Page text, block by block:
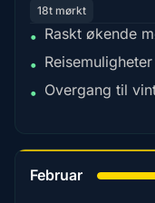
18t mørkt
• Raskt økende
•
• Overgang til
Februar